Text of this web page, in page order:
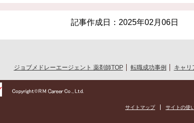
記事作成日： 2025年02月06日
ジョブメドレーエージェント 薬剤師TOP 転職成功事例 キャリ
サイトマップ サイトの使